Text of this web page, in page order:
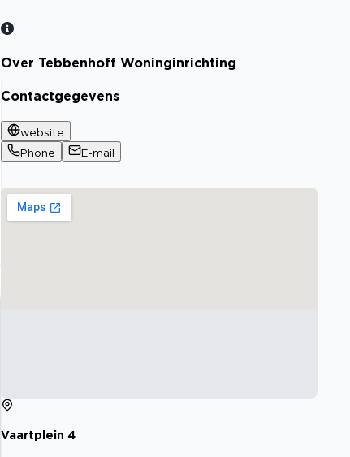
Over Tebbenhoff Woninginrichting
Contactgegevens
website
Phone
E-mail
Vaartplein 4